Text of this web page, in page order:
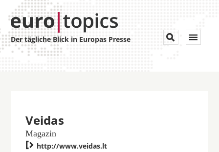
Der tägliche Blick in Europas Presse Toggle


Veidas
Magazin
 http://www.veidas.lt